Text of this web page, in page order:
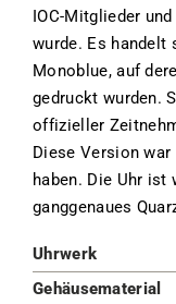
IOC‑Mitglieder
wurde. Es handelt
Monoblue, auf
gedruckt wurden.
offizieller
Diese Version
haben. Die Uhr
ganggenaues
Uhrwerk
Gehäusematerial